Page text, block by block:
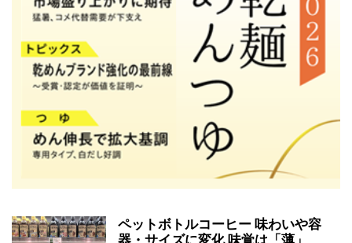
ペットボトルコーヒー 味わいや容
器・サイズに変化 味覚は「薄」